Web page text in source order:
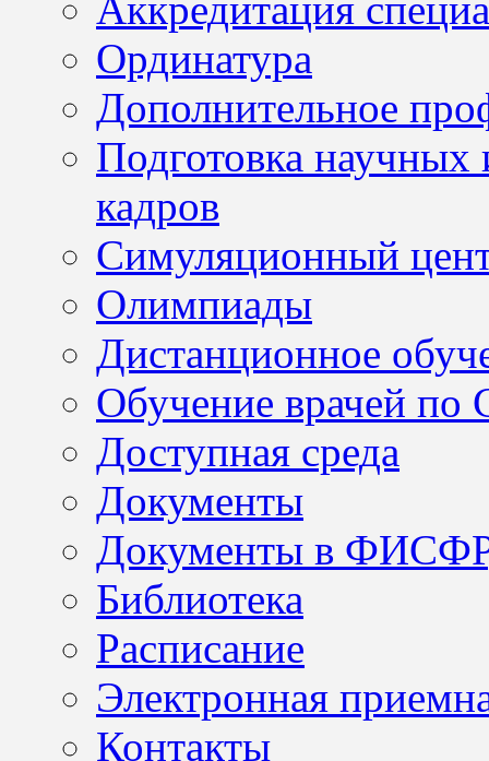
Аккредитация
Ординатура
Дополнительное
Подготовка научных
кадров
Симуляционный
Олимпиады
Дистанционное
Обучение врачей по
Доступная среда
Документы
Документы в
Библиотека
Расписание
Электронная
Контакты